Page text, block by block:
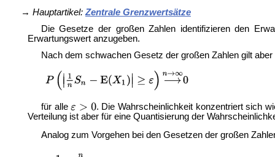
→ Hauptartikel: Zentrale Grenzwertsätze
Die Gesetze der großen Zahlen identifizieren den
Erwartungswert anzugeben.
Nach dem schwachen Gesetz der großen Zahlen gilt aber
für alle
. Die Wahrscheinlichkeit konzentriert sich
Verteilung ist aber für eine Quantisierung der
Analog zum Vorgehen bei den Gesetzen der großen